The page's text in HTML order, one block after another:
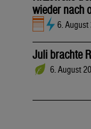
wieder nach
6. August
Juli brachte
6. August